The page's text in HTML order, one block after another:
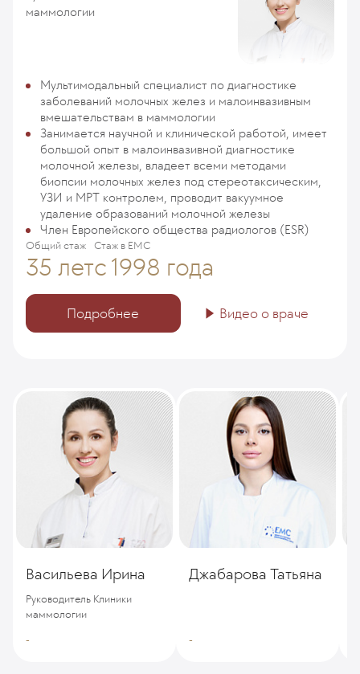
Васильева Ирина
Руководитель Клиники
маммологии
-
Джабарова Татьяна
-
маммологии
Мультимодальный специалист по диагностике
заболеваний молочных желез и малоинвазивным
вмешательствам в маммологии
Занимается научной и клинической работой, имеет
большой опыт в малоинвазивной диагностике
молочной железы, владеет всеми методами
биопсии молочных желез под стереотаксическим,
УЗИ и МРТ контролем, проводит вакуумное
удаление образований молочной железы
Член Европейского общества радиологов (ESR)
Общий стаж
35 лет
Стаж в ЕМС
с 1998 года
Подробнее Видео о враче